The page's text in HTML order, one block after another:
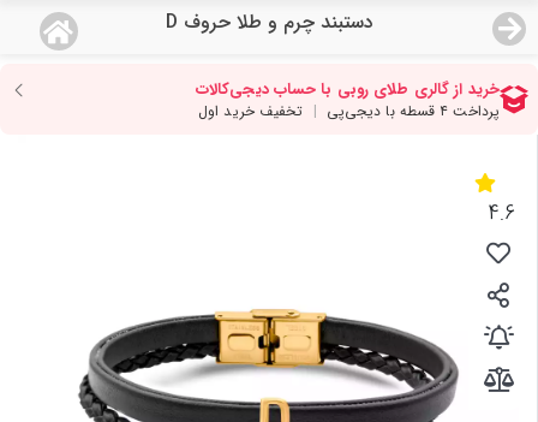
دستبند چرم و طلا حروف D
منو
صفحه اصلی
دسته بندی محصولات
نمایندگی ها
مجله روبی
درباره ما
4.6